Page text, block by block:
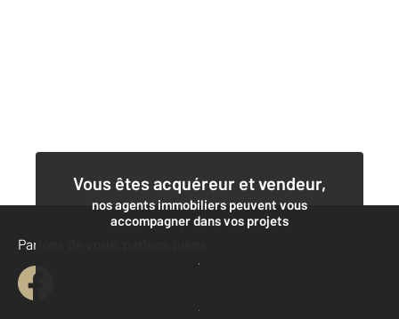
Vous êtes acquéreur et vendeur,
nos agents immobiliers peuvent vous
accompagner dans vos projets
Contacter l'agence
Demander une estimation
Parlons de vous, parlons biens